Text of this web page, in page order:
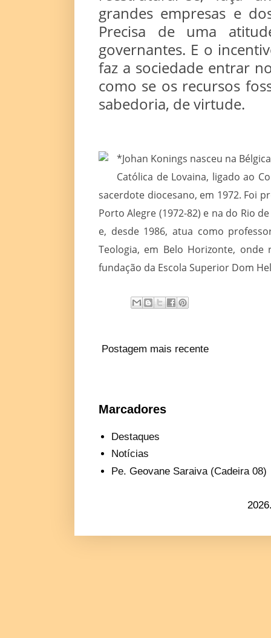
grandes empresas e
Precisa de uma
governantes. E o
faz a sociedade entrar
como se os recursos
sabedoria, de virtude.
*Johan Konings nasceu na
Católica de Lovaina, ligado ao
sacerdote diocesano, em 1972. Foi
Porto Alegre (1972-82) e na do Rio
e, desde 1986, atua como
Teologia, em Belo Horizonte,
fundação da Escola Superior Dom
Postagem mais recente
Marcadores
Destaques
Notícias
Pe. Geovane Saraiva (Cadeira 08)